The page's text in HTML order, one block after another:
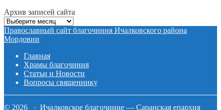
Архив записей сайта
Архив
записей
сайта
Православный сайт благочиния Ичалковского района
Мордовии
Главная
Храмы благочиния
Статьи и Новости
Вопросы священнику
© 2026 · Ичалковское благочиние — Саранская епархия